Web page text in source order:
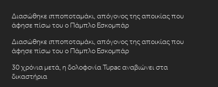
Διασώθηκε ιπποποταμάκι, απόγονος της αποικίας που
άφησε πίσω του ο Πάμπλο Εσκομπάρ
Διασώθηκε ιπποποταμάκι, απόγονος της αποικίας που
άφησε πίσω του ο Πάμπλο Εσκομπάρ
30 χρόνια μετά, η δολοφονία Tupac αναβιώνει στα
δικαστήρια